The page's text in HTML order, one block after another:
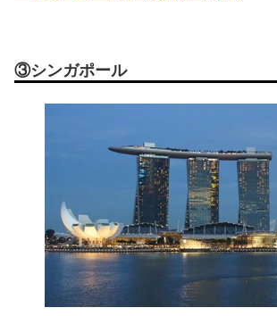
③シンガポール